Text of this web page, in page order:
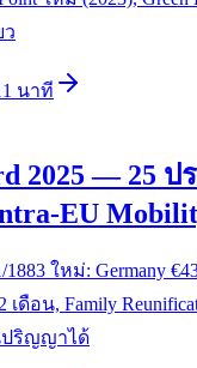
ว
นาที
2025 — 25 ป
EU
ใหม่: Germany
เดือน, Family
ปริญญาได้